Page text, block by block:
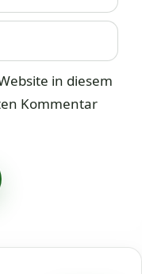
in diesem
Kommentar